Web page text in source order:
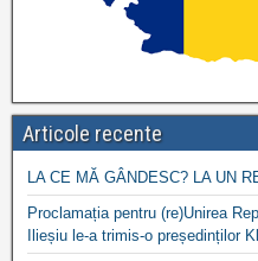
Articole recente
LA CE MĂ GÂNDESC? LA UN
Proclamația pentru (re)Unirea
Ilieșiu le-a trimis-o președinților